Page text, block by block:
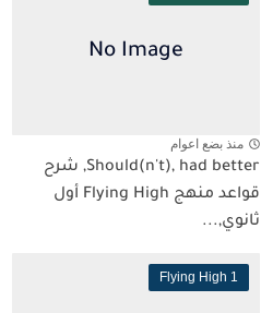
منذ بضع اعوام
Should(n't), had better, شرح
قواعد منهج Flying High أول
ثانوي,...
Flying High 1